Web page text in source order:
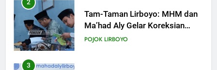
3
Mudir Aam Ma’had Aly
Sampaikan Pentingnya
Mempelajari Ilmu Hadis Dalam
POJOK LIRBOYO
4